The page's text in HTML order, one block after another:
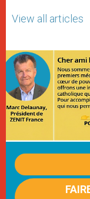
View all articles